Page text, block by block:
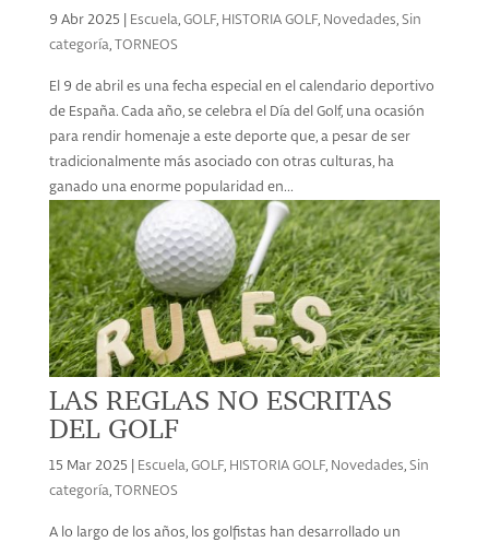
9 Abr 2025 Escuela GOLF, HISTORIA GOLF, Novedades Sin
categoría TORNEOS
El 9 de abril es una fecha especial en el calendario deportivo
de España. Cada año, se celebra el Día del Golf, una ocasión
para rendir homenaje a este deporte que, a pesar de ser
tradicionalmente más asociado con otras culturas, ha
ganado una enorme popularidad en...
LAS REGLAS NO ESCRITAS
DEL GOLF
15 Mar 2025 Escuela, GOLF, HISTORIA GOLF, Novedades, Sin
categoría, TORNEOS
A lo largo de los años, los golfistas han desarrollado un